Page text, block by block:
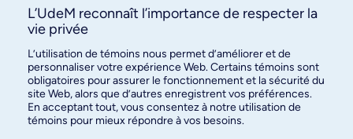
À propos / Nous joindre
L’UdeM reconnaît l’importance de respecter la
vie privée
L’utilisation de témoins nous permet d’améliorer et de
personnaliser votre expérience Web. Certains témoins sont
obligatoires pour assurer le fonctionnement et la sécurité du
site Web, alors que d’autres enregistrent vos préférences.
En acceptant tout, vous consentez à notre utilisation de
témoins pour mieux répondre à vos besoins.